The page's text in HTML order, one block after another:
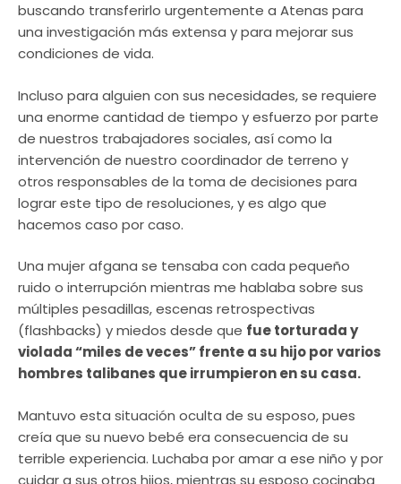
buscando transferirlo urgentemente a Atenas para
una investigación más extensa y para mejorar sus
condiciones de vida.
Incluso para alguien con sus necesidades, se requiere
una enorme cantidad de tiempo y esfuerzo por parte
de nuestros trabajadores sociales, así como la
intervención de nuestro coordinador de terreno y
otros responsables de la toma de decisiones para
lograr este tipo de resoluciones, y es algo que
hacemos caso por caso.
Una mujer afgana se tensaba con cada pequeño
ruido o interrupción mientras me hablaba sobre sus
múltiples pesadillas, escenas retrospectivas
(flashbacks) y miedos desde que fue torturada y
violada “miles de veces” frente a su hijo por varios
hombres talibanes que irrumpieron en su casa.
Mantuvo esta situación oculta de su esposo, pues
creía que su nuevo bebé era consecuencia de su
terrible experiencia. Luchaba por amar a ese niño y por
cuidar a sus otros hijos, mientras su esposo cocinaba